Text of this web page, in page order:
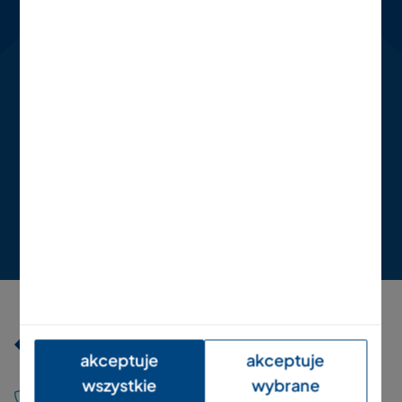
+48 12 666 01 50
akceptuje
wszystkie
akceptuje
wybrane